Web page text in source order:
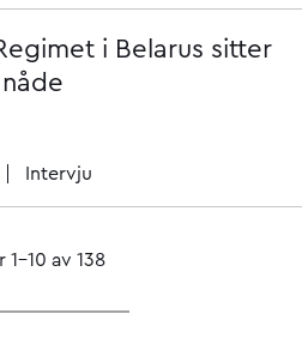
i Belarus sitter
Intervju
1–10 av 138